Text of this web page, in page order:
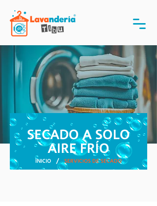
INICIO / SERVICIOS DE SECADO
SECADO A SOLO
AIRE FRÍO